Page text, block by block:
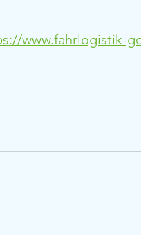
www.fahrlogistik-